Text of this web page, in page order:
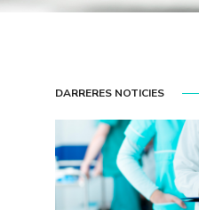
DARRERES NOTICIES